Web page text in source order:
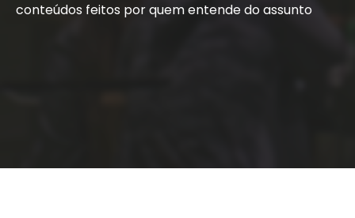
conteúdos feitos por quem entende do assunto